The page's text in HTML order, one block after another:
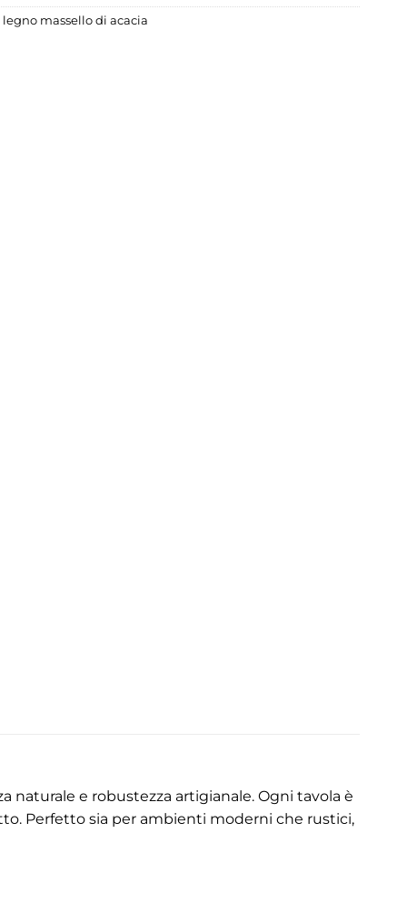
massello di acacia
naturale e robustezza artigianale. Ogni tavola è
Perfetto sia per ambienti moderni che rustici,